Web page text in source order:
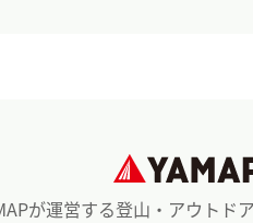
が運営する登山・アウトド